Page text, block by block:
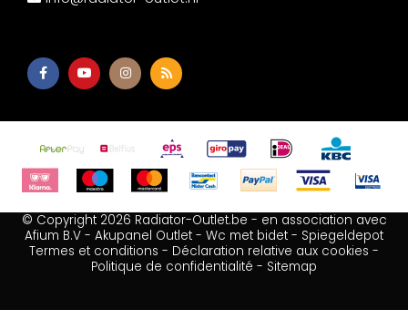
© Copyright 2026 Radiator-Outlet.be - en association avec
Afium B.V - Akupanel Outlet - Wc met bidet - Spiegeldepot
Termes et conditions - Déclaration relative aux cookies -
Politique de confidentialité - Sitemap